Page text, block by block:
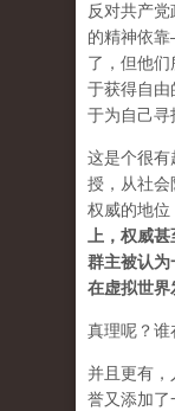
反对共产
的精神依
了，但他
于获得自由
于为自己寻
这是个很有
授，从社会
权威的地位
上，权威
群主被认为
在虚拟世界
真理呢？谁
并且更有
誉又添加了